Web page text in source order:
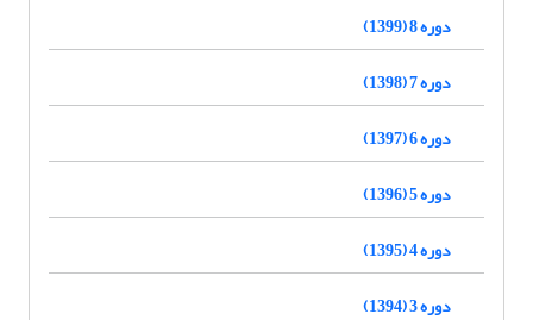
دوره 8 (1399)
دوره 7 (1398)
دوره 6 (1397)
دوره 5 (1396)
دوره 4 (1395)
دوره 3 (1394)